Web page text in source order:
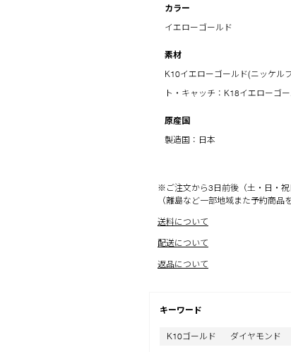
カラー
イエローゴールド
素材
K10イエローゴールド(ニッケル
ト・キャッチ：K18イエローゴ
原産国
製造国：日本
※ご注文から3日前後（土・日・祝
（離島など一部地域また予約商品
送料について
配送について
返品について
キーワード
K10ゴールド ダイヤモンド